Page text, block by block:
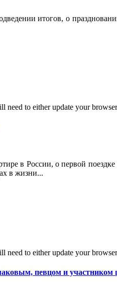
итогов, о
need to either update your
в России, о первой
в жизни...
need to either update your
певцом и участником